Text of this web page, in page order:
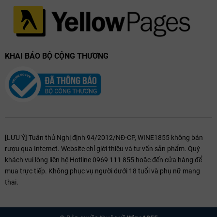
hợp, tinh tế và cân bằng tuyệt vời. Được sản xuất từ những giống nho
cao cấp và quy trình sản xuất tỉ mỉ, rượu mang đến một trải nghiệm
tuyệt vời cho những người yêu thích
rượu vang Pháp
. Với chất lượng
vượt trội và tiềm năng lưu trữ, G d’Estournel là sự lựa chọn lý tưởng
cho những ai muốn sở hữu một chai rượu vang đặc biệt trong bộ sưu
KHAI BÁO BỘ CỘNG THƯƠNG
[LƯU Ý] Tuân thủ Nghị định 94/2012/NĐ-CP, WINE1855 không bán
rượu qua Internet. Website chỉ giới thiệu và tư vấn sản phẩm. Quý
khách vui lòng liên hệ Hotline 0969 111 855 hoặc đến cửa hàng để
mua trực tiếp. Không phục vụ người dưới 18 tuổi và phụ nữ mang
thai.